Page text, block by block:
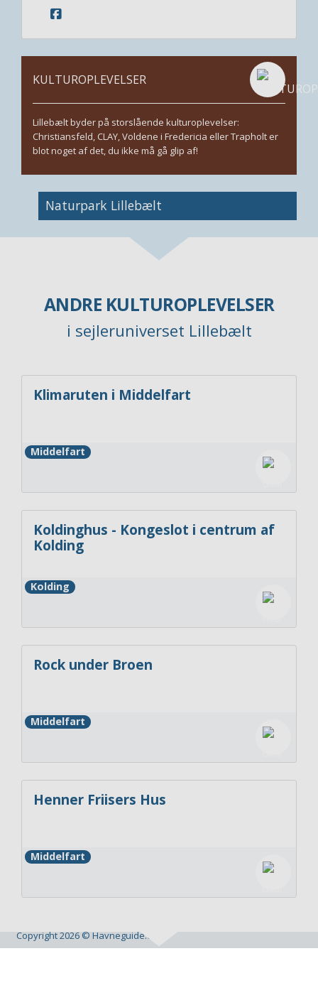
KULTUROPLEVELSER
Lillebælt byder på storslående kulturoplevelser:
Christiansfeld, CLAY, Voldene i Fredericia eller Trapholt er
blot noget af det, du ikke må gå glip af!
Naturpark Lillebælt
ANDRE KULTUROPLEVELSER
i sejleruniverset Lillebælt
Klimaruten i Middelfart
Middelfart
Koldinghus - Kongeslot i centrum af
Kolding
Kolding
Rock under Broen
Middelfart
Henner Friisers Hus
Middelfart
Copyright 2026 © Havneguide.dk